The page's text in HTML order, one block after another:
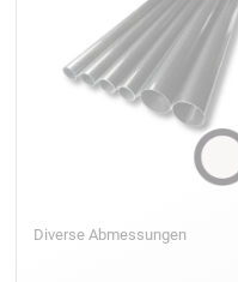
Diverse Abmessungen